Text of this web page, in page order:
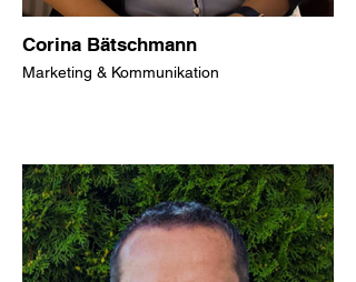
Corina Bätschmann
Marketing & Kommunikation